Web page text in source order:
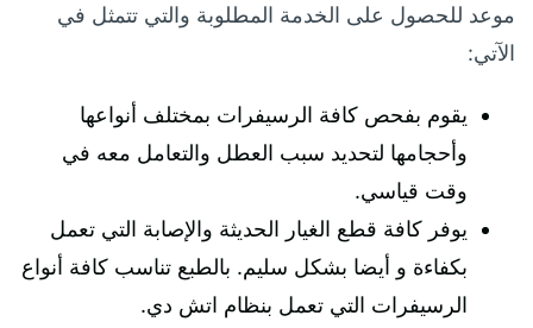
موعد للحصول على الخدمة المطلوبة والتي تتمثل في
الآتي:
يقوم بفحص كافة الرسيفرات بمختلف أنواعها
وأحجامها لتحديد سبب العطل والتعامل معه في
وقت قياسي.
يوفر كافة قطع الغيار الحديثة والإصابة التي تعمل
بكفاءة و أيضا بشكل سليم. بالطبع تناسب كافة أنواع
الرسيفرات التي تعمل بنظام اتش دي.